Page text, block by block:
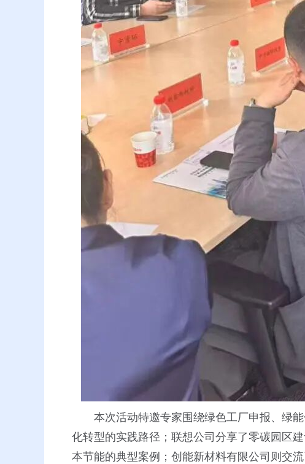
本次活动特邀专家围绕绿色工厂申报、绿
化转型的实践路径；联想公司分享了零碳园区
本节能的典型案例；创能新材料有限公司则交